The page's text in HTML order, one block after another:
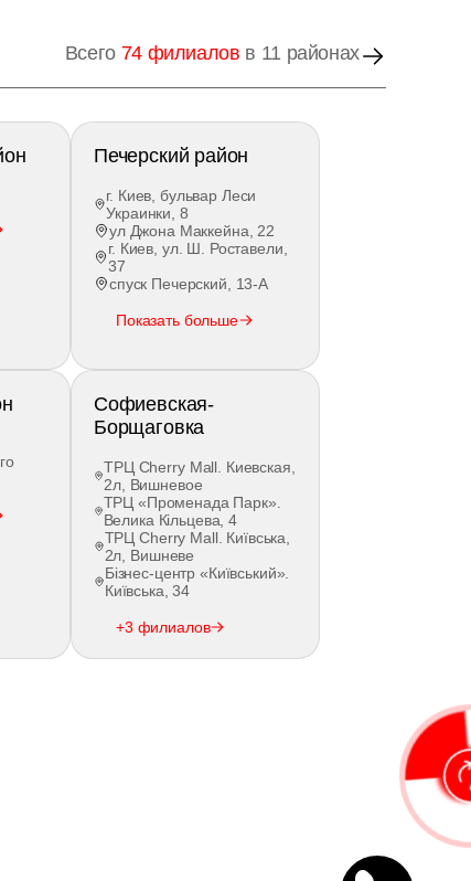
Всего 74 филиалов в 11 районах
Печерский район
г. Киев, бульвар Леси
Украинки, 8
ул Джона Маккейна, 22
г. Киев, ул. Ш. Роставели,
37
спуск Печерский, 13-А
Показать больше
Софиевская-
Борщаговка
ТРЦ Cherry Mall. Киевская,
2л, Вишневое
ТРЦ «Променада Парк».
Велика Кільцева, 4
ТРЦ Cherry Mall. Київська,
2л, Вишневе
Бізнес-центр «Київський».
Київська, 34
+3 филиалов